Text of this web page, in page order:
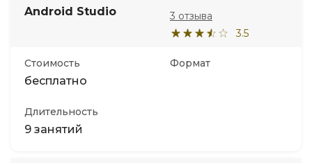
Android Studio
3.5
3 отзыва
Стоимость
бесплатно
Формат
Длительность
9 занятий